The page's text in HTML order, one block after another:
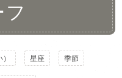
星座 季節